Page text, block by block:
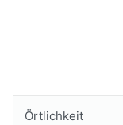
Örtlichkeit